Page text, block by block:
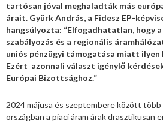
tartósan jóval meghaladták más
árait. Gyürk András, a Fidesz EP-
hangsúlyozta: “Elfogadhatatlan, hogy
szabályozás és a regionális
uniós pénzügyi támogatása miatt
Ezért azonnali választ igénylő
Európai Bizottsághoz.”
2024 májusa és szeptembere között
országban a piaci áram árak drasztikusan